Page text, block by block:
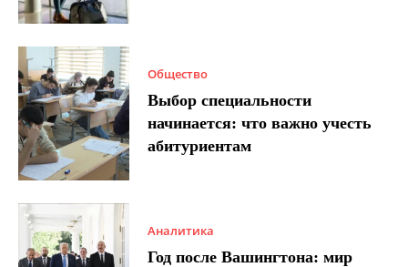
Общество
Выбор специальности
начинается: что важно учесть
абитуриентам
Аналитика
Год после Вашингтона: мир